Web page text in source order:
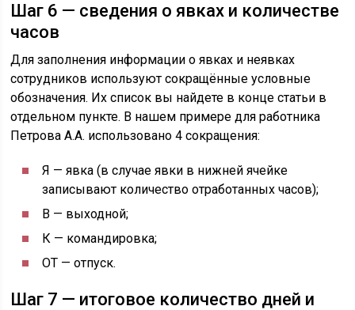
Шаг 6 — сведения о явках и количестве
часов
Для заполнения информации о явках и неявках
сотрудников используют сокращённые условные
обозначения. Их список вы найдете в конце статьи в
отдельном пункте. В нашем примере для работника
Петрова А.А. использовано 4 сокращения:
Я — явка (в случае явки в нижней ячейке
записывают количество отработанных часов);
В — выходной;
К — командировка;
ОТ — отпуск.
Шаг 7 — итоговое количество дней и